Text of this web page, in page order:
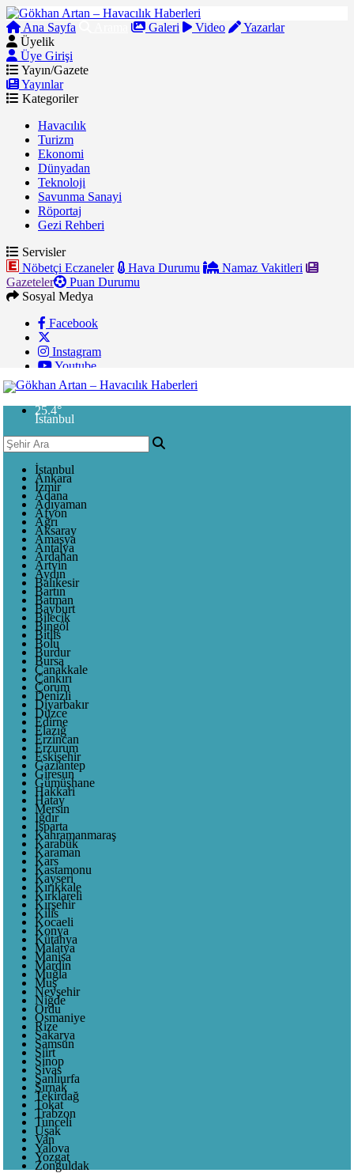
Ana Sayfa Galeri Video
Yazarlar
Üyelik
Üye Girişi
Yayın/Gazete
Yayınlar
Kategoriler
Havacılık
Turizm
Ekonomi
Dünyadan
Teknoloji
Savunma Sanayi
Röportaj
Gezi Rehberi
Servisler
Nöbetçi Eczaneler
Hava Durumu
Namaz Vakitleri
Gazeteler
Puan Durumu
Sosyal Medya
Facebook
Instagram
Youtube
25.4°
İstanbul
İstanbul
Ankara
İzmir
Adana
Adıyaman
Afyon
Ağrı
Aksaray
Amasya
Antalya
Ardahan
Artvin
Aydın
Balıkesir
Bartın
Batman
Bayburt
Bilecik
Bingöl
Bitlis
Bolu
Burdur
Bursa
Çanakkale
Çankırı
Çorum
Denizli
Diyarbakır
Düzce
Edirne
Elazığ
Erzincan
Erzurum
Eskişehir
Gaziantep
Giresun
Gümüşhane
Hakkari
Hatay
Mersin
Iğdır
Isparta
Kahramanmaraş
Karabük
Karaman
Kars
Kastamonu
Kayseri
Kırıkkale
Kırklareli
Kırşehir
Kilis
Kocaeli
Konya
Kütahya
Malatya
Manisa
Mardin
Muğla
Muş
Nevşehir
Niğde
Ordu
Osmaniye
Rize
Sakarya
Samsun
Siirt
Sinop
Sivas
Şanlıurfa
Şırnak
Tekirdağ
Tokat
Trabzon
Tunceli
Uşak
Van
Yalova
Yozgat
Zonguldak